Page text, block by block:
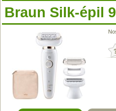
Braun Silk-épil